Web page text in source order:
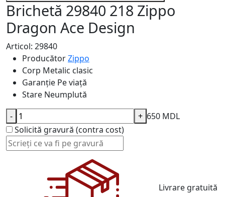
Brichetă 29840 218 Zippo
Dragon Ace Design
Articol: 29840
ProducătorZippo
Corp Metalic clasic
Garanție Pe viață
Stare Neumplută
650 MDL
Solicită gravură (contra cost)
- +
Livrare gratuită